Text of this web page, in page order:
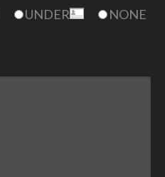
UNDER NONE